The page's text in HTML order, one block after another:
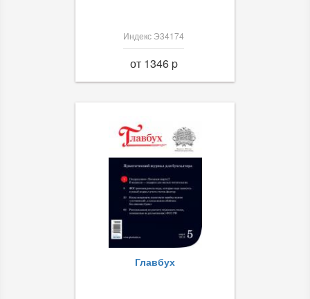
Индекс Э34174
от 1346 p
Главбух